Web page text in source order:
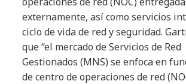
externamente, así como servicios
ciclo de vida de red y seguridad.
que “el mercado de Servicios de Red
Gestionados (MNS) se enfoca en
de centro de operaciones de red